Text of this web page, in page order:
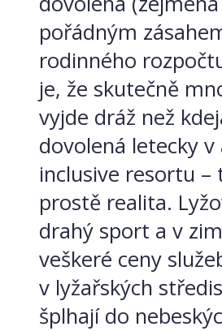
pořádným
rodinného
je, že skutečně
vyjde dráž než
dovolená letecky v
inclusive resortu –
prostě realita.
drahý sport a v
veškeré ceny
v lyžařských
šplhají do